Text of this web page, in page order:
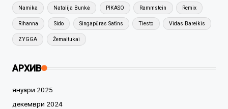
Namika Natalija Bunkė PIKASO Rammstein Remix
Rihanna Sido Singapūras Satīns Tiesto Vidas Bareikis
ZYGGA Žemaitukai
АРХИВ
януари 2025
декември 2024